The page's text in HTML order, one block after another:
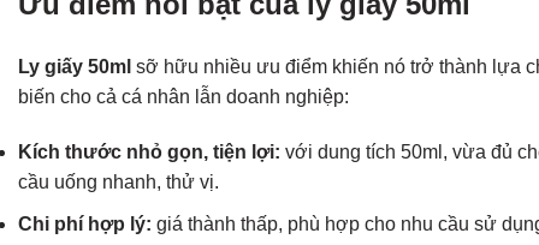
Ly giấy 50ml sỡ hữu nhiều ưu điểm khiến nó trở thành lựa
biến cho cả cá nhân lẫn doanh nghiệp:
Kích thước nhỏ gọn, tiện lợi: với dung tích 50ml, vừa đủ
cầu uống nhanh, thử vị.
Chi phí hợp lý: giá thành thấp, phù hợp cho nhu cầu sử